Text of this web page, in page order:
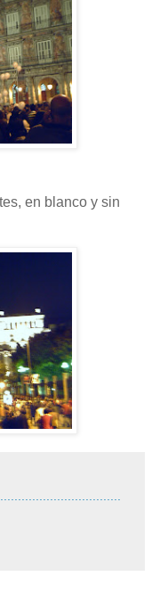
en blanco y sin